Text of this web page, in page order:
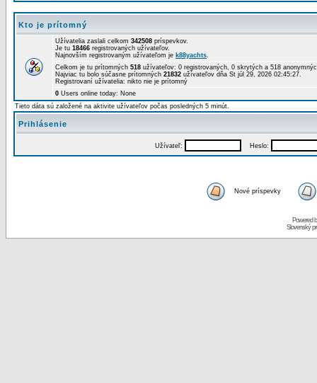
Kto je prítomný
Užívatelia zaslali celkom 342508 príspevkov.
Je tu 18466 registrovaných užívateľov.
Najnovším registrovaným užívateľom je k88yachts.
Celkom je tu prítomných 518 užívateľov: 0 registrovaných, 0 skrytých a 518
Najviac tu bolo súčasne prítomných 21832 užívateľov dňa St júl 29, 2026 02:45:27.
Registrovaní užívatelia: nikto nie je prítomný
0 Users online today: None
Tieto dáta sú založené na aktivite užívateľov počas posledných 5 minút.
Prihlásenie
Užívateľ: Heslo:
Nové príspevky
Powered
Slovenský